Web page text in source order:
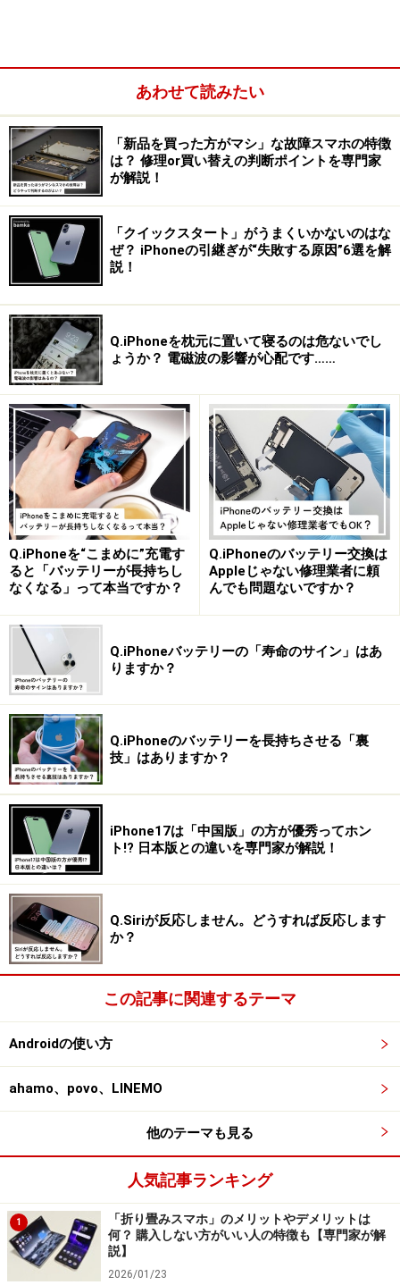
能性があります。
あわせて読みたい
「新品を買った方がマシ」な故障スマホの特徴
は？ 修理or買い替えの判断ポイントを専門家
が解説！
「クイックスタート」がうまくいかないのはな
ぜ？ iPhoneの引継ぎが“失敗する原因”6選を解
説！
Q.iPhoneを枕元に置いて寝るのは危ないでし
ょうか？ 電磁波の影響が心配です……
Q.iPhoneを“こまめに”充電す
ると「バッテリーが長持ちし
なくなる」って本当ですか？
Q.iPhoneのバッテリー交換は
Appleじゃない修理業者に頼
んでも問題ないですか？
Q.iPhoneバッテリーの「寿命のサイン」はあ
りますか？
Q.iPhoneのバッテリーを長持ちさせる「裏
技」はありますか？
iPhone17は「中国版」の方が優秀ってホン
ト!? 日本版との違いを専門家が解説！
Q.Siriが反応しません。どうすれば反応します
か？
この記事に関連するテーマ
Androidの使い方
ahamo、povo、LINEMO
他のテーマも見る
人気記事ランキング
1
「折り畳みスマホ」のメリットやデメリットは
何？ 購入しない方がいい人の特徴も【専門家が解
説】
2026/01/23